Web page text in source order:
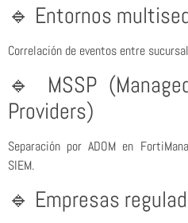
🔹 Entornos
Correlación de eventos entre
🔹 MSSP
Providers)
Separación por ADOM en
SIEM.
🔹 Empresas